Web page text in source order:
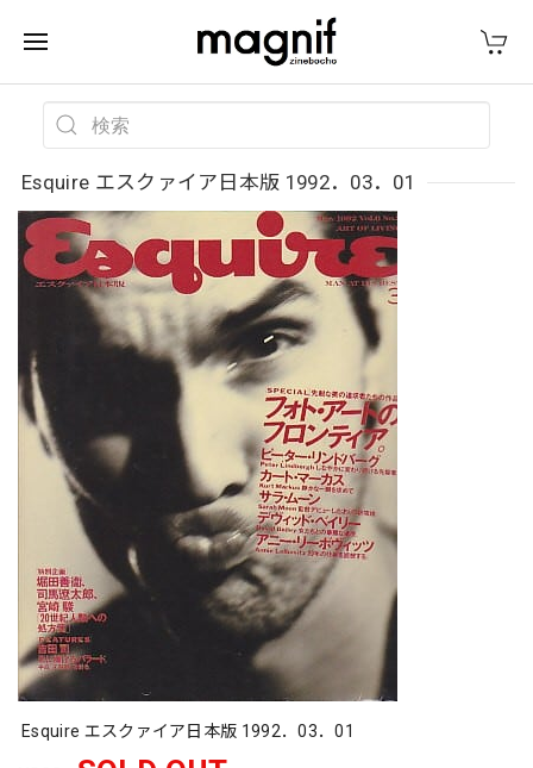
Esquire エスクァイア日本版 1992．03．01
Esquire エスクァイア日本版 1992．03．01